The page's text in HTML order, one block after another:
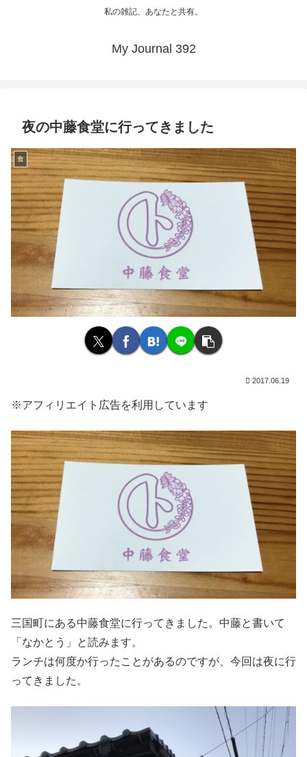
私の雑記、あなたと共有。
My Journal 392
夜の中藤食堂に行ってきました
食
2017.06.19
※アフィリエイト広告を利用しています
三国町にある中藤食堂に行ってきました。中藤と書いて
「なかとう」と読みます。
ランチは何度か行ったことがあるのですが、今回は夜に行
ってきました。